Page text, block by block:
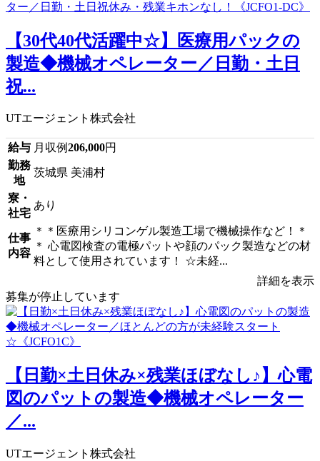
【30代40代活躍中☆】医療用パックの
製造◆機械オペレーター／日勤・土日
祝...
UTエージェント株式会社
給与 月収例206,000円
勤務
地
茨城県 美浦村
寮・
社宅
あり
仕事
内容
＊＊医療用シリコンゲル製造工場で機械操作など！＊
＊ 心電図検査の電極パットや顔のパック製造などの材
料として使用されています！ ☆未経...
詳細を表示
募集が停止しています
【日勤×土日休み×残業ほぼなし♪】心電
図のパットの製造◆機械オペレーター
／...
UTエージェント株式会社